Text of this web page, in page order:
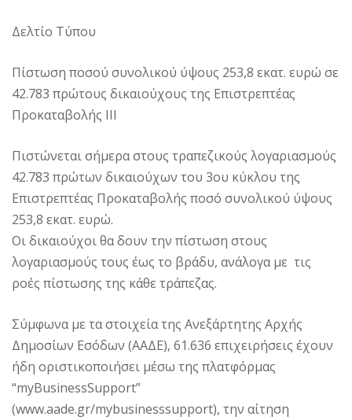
Δελτίο Τύπου
Πίστωση ποσού συνολικού ύψους 253,8 εκατ. ευρώ σε
42.783 πρώτους δικαιούχους της Επιστρεπτέας
Προκαταβολής ΙΙΙ
Πιστώνεται σήμερα στους τραπεζικούς λογαριασμούς
42.783 πρώτων δικαιούχων του 3ου κύκλου της
Επιστρεπτέας Προκαταβολής ποσό συνολικού ύψους
253,8 εκατ. ευρώ.
Οι δικαιούχοι θα δουν την πίστωση στους
λογαριασμούς τους έως το βράδυ, ανάλογα με τις
ροές πίστωσης της κάθε τράπεζας.
Σύμφωνα με τα στοιχεία της Ανεξάρτητης Αρχής
Δημοσίων Εσόδων (ΑΑΔΕ), 61.636 επιχειρήσεις έχουν
ήδη οριστικοποιήσει μέσω της πλατφόρμας
“myBusinessSupport”
(www.aade.gr/mybusinesssupport), την αίτηση